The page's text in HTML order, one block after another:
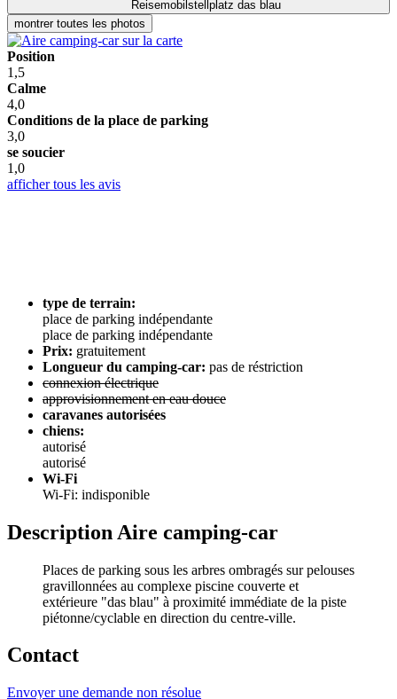
montrer toutes les photos
Position
1,5
Calme
4,0
Conditions de la place de parking
3,0
se soucier
1,0
afficher tous les avis
type de terrain:
place de parking indépendante
place de parking indépendante
Prix: gratuitement
Longueur du camping-car: pas de réstriction
connexion électrique
approvisionnement en eau douce
caravanes autorisées
chiens:
autorisé
autorisé
Wi-Fi
Wi-Fi: indisponible
Description Aire camping-car
Places de parking sous les arbres ombragés sur pelouses
gravillonnées au complexe piscine couverte et
extérieure "das blau" à proximité immédiate de la piste
piétonne/cyclable en direction du centre-ville.
Contact
Envoyer une demande non résolue